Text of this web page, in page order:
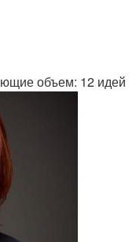
объем: 12 идей